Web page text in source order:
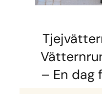
– En dag